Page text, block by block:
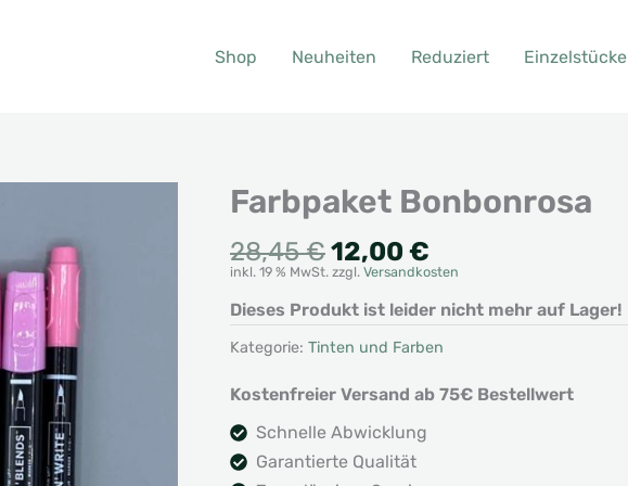
Shop Neuheiten Reduziert Einzelstücke
Farbpaket Bonbonrosa
28,45€Ursprünglicher
Preis
war:
28,45 €
12,00 €
Preis
ist:
12,00 €.
inkl. 19 % MwSt. zzgl. Versandkosten
Dieses Produkt ist leider nicht mehr auf Lager!
Kategorie: Tinten und Farben
Kostenfreier Versand ab 75€ Bestellwert
Schnelle Abwicklung
Garantierte Qualität